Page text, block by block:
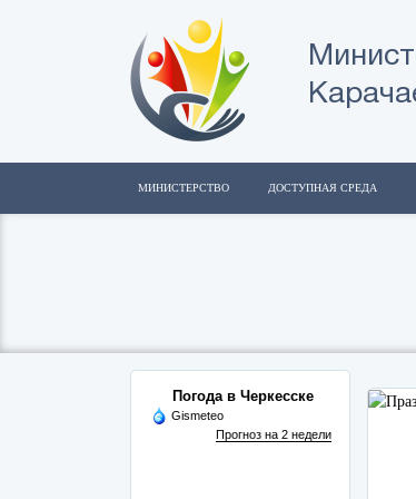
МИНИСТЕРСТВО ДОСТУПНАЯ СРЕДА
Погода в Черкесске
Gismeteo
Прогноз на 2 недели